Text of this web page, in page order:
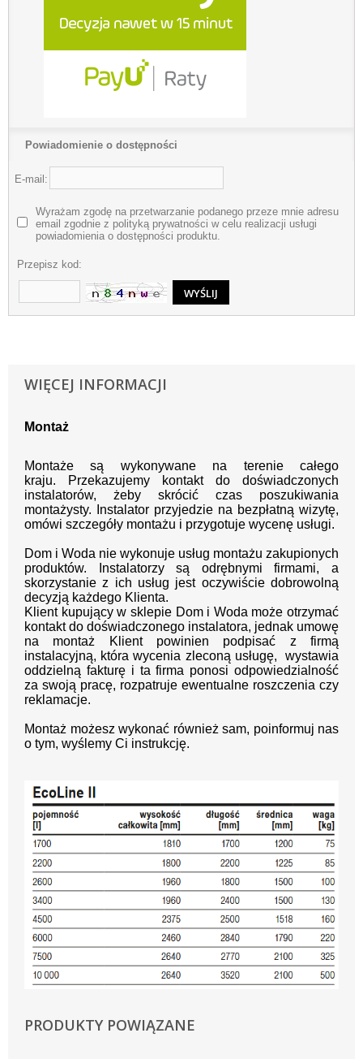
Powiadomienie o dostępności
E-mail:
Wyrażam zgodę na przetwarzanie podanego przeze mnie adresu
email zgodnie z polityką prywatności w celu realizacji usługi
powiadomienia o dostępności produktu.
Przepisz kod:
WIĘCEJ INFORMACJI
Montaż
Montaże są wykonywane na terenie całego
kraju.
Przekazujemy kontakt do doświadczonych
instalatorów, żeby skrócić czas poszukiwania
montażysty.
Instalator przyjedzie na bezpłatną wizytę,
omówi szczegóły montażu i przygotuje wycenę usługi.
Dom i Woda nie wykonuje usług montażu zakupionych
produktów. Instalatorzy są odrębnymi firmami, a
skorzystanie z ich usług jest oczywiście dobrowolną
decyzją każdego Klienta.
Klient kupujący w sklepie Dom i Woda może otrzymać
kontakt do doświadczonego instalatora, jednak umowę
na montaż Klient powinien podpisać z firmą
instalacyjną, która wycenia zleconą usługę, wystawia
oddzielną fakturę i ta firma ponosi odpowiedzialność
za swoją pracę, rozpatruje ewentualne roszczenia czy
reklamacje.
Montaż możesz wykonać również sam, poinformuj nas
o tym, wyślemy Ci instrukcję.
PRODUKTY POWIĄZANE